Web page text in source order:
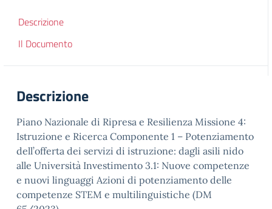
Descrizione
Il Documento
Descrizione
Piano Nazionale di Ripresa e Resilienza Missione 4:
Istruzione e Ricerca Componente 1 – Potenziamento
dell’offerta dei servizi di istruzione: dagli asili nido
alle Università Investimento 3.1: Nuove competenze
e nuovi linguaggi Azioni di potenziamento delle
competenze STEM e multilinguistiche (DM